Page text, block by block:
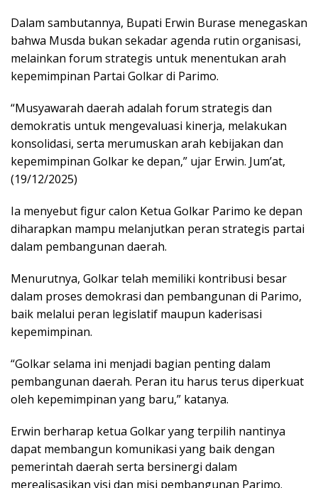
Dalam sambutannya, Bupati Erwin Burase menegaskan
bahwa Musda bukan sekadar agenda rutin organisasi,
melainkan forum strategis untuk menentukan arah
kepemimpinan Partai Golkar di Parimo.
“Musyawarah daerah adalah forum strategis dan
demokratis untuk mengevaluasi kinerja, melakukan
konsolidasi, serta merumuskan arah kebijakan dan
kepemimpinan Golkar ke depan,” ujar Erwin. Jum’at,
(19/12/2025)
Ia menyebut figur calon Ketua Golkar Parimo ke depan
diharapkan mampu melanjutkan peran strategis partai
dalam pembangunan daerah.
Menurutnya, Golkar telah memiliki kontribusi besar
dalam proses demokrasi dan pembangunan di Parimo,
baik melalui peran legislatif maupun kaderisasi
kepemimpinan.
“Golkar selama ini menjadi bagian penting dalam
pembangunan daerah. Peran itu harus terus diperkuat
oleh kepemimpinan yang baru,” katanya.
Erwin berharap ketua Golkar yang terpilih nantinya
dapat membangun komunikasi yang baik dengan
pemerintah daerah serta bersinergi dalam
merealisasikan visi dan misi pembangunan Parimo.